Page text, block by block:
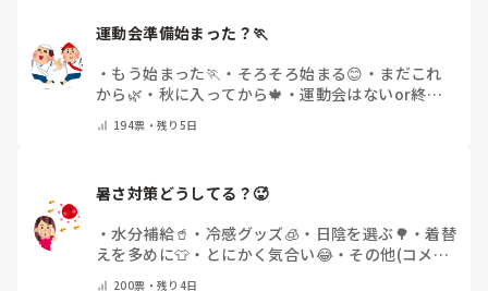
運動会準備始まった？🏃
・ もう始まった🏃 ・ そろそろ始まる😊 ・ まだこれ
から🌿 ・ 秋に入ってから🍁 ・運動会はないor終わ
194票・残り5日
暑さ対策どうしてる？🥵
・水分補給🥤 ・ 冷感グッズ🧊 ・ 日陰を選ぶ🌳 ・着替
えを多めに👕 ・ とにかく気合い😂・ その他(コメン
200票・残り4日